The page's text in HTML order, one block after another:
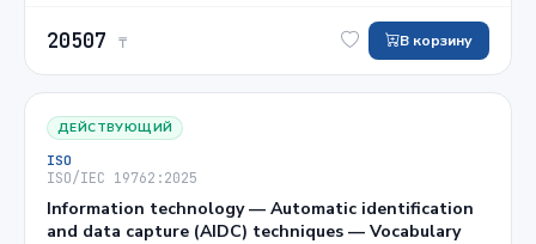
20507 ₸ В корзину
ДЕЙСТВУЮЩИЙ
ISO
ISO/IEC 19762:2025
Information technology — Automatic identification
and data capture (AIDC) techniques — Vocabulary